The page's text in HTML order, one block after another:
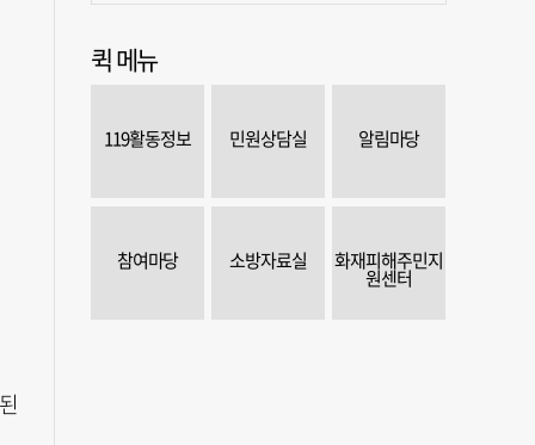
퀵 메뉴
119활동정보 민원상담실 알림마당
참여마당 소방자료실 화재피해주민지
원센터